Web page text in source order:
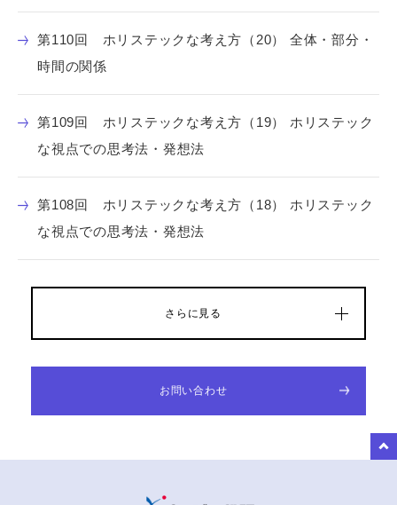
第110回 ホリステックな考え方（20） 全体・部分・
時間の関係
第109回 ホリステックな考え方（19） ホリステック
な視点での思考法・発想法
第108回 ホリステックな考え方（18） ホリステック
な視点での思考法・発想法
さらに見る
お問い合わせ